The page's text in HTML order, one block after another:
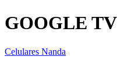
GOOGLE
Celulares Nanda